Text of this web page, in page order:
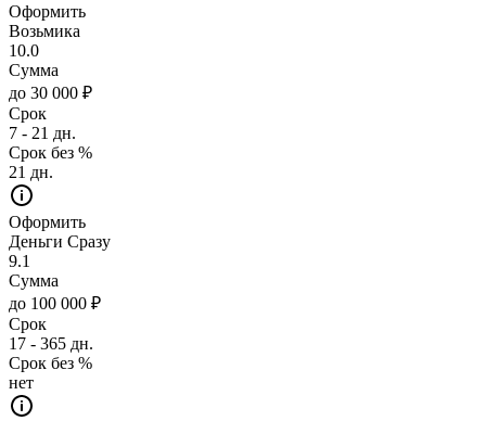
Оформить
Возьмика
10.0
Сумма
до 30 000 ₽
Срок
7 - 21 дн.
Срок без %
21 дн.
Оформить
Деньги Сразу
9.1
Сумма
до 100 000 ₽
Срок
17 - 365 дн.
Срок без %
нет